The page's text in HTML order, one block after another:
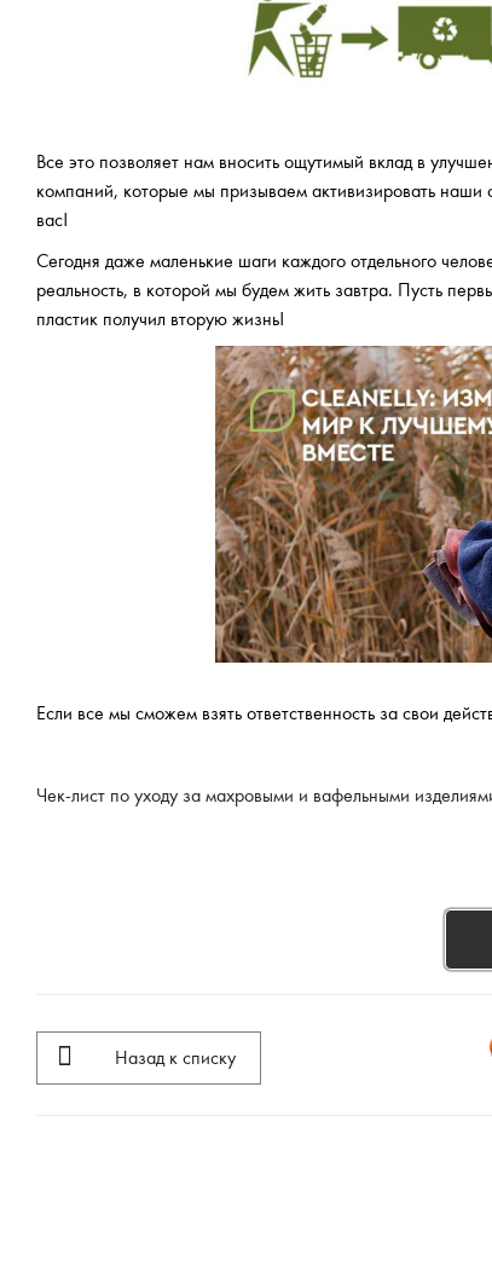
Все это позволяет нам вносить ощутимый вклад в
компаний, которые мы призываем активизировать
вас!
Сегодня даже маленькие шаги каждого отдельного
реальность, в которой мы будем жить завтра. Пусть
пластик получил вторую жизнь!
Если все мы сможем взять ответственность за свои
Чек-лист по уходу за махровыми и вафельными
Назад к списку